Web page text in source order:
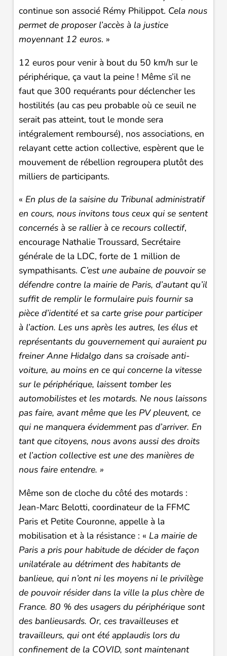
continue son associé Rémy Philippot. Cela nous
permet de proposer l’accès à la justice
moyennant 12 euros. »
12 euros pour venir à bout du 50 km/h sur le
périphérique, ça vaut la peine ! Même s’il ne
faut que 300 requérants pour déclencher les
hostilités (au cas peu probable où ce seuil ne
serait pas atteint, tout le monde sera
intégralement remboursé), nos associations, en
relayant cette action collective, espèrent que le
mouvement de rébellion regroupera plutôt des
milliers de participants.
« En plus de la saisine du Tribunal administratif
en cours, nous invitons tous ceux qui se sentent
concernés à se rallier à ce recours collectif,
encourage Nathalie Troussard, Secrétaire
générale de la LDC, forte de 1 million de
sympathisants. C’est une aubaine de pouvoir se
défendre contre la mairie de Paris, d’autant qu’il
suffit de remplir le formulaire puis fournir sa
pièce d’identité et sa carte grise pour participer
à l’action. Les uns après les autres, les élus et
représentants du gouvernement qui auraient pu
freiner Anne Hidalgo dans sa croisade anti-
voiture, au moins en ce qui concerne la vitesse
sur le périphérique, laissent tomber les
automobilistes et les motards. Ne nous laissons
pas faire, avant même que les PV pleuvent, ce
qui ne manquera évidemment pas d’arriver. En
tant que citoyens, nous avons aussi des droits
et l’action collective est une des manières de
nous faire entendre. »
Même son de cloche du côté des motards :
Jean-Marc Belotti, coordinateur de la FFMC
Paris et Petite Couronne, appelle à la
mobilisation et à la résistance : « La mairie de
Paris a pris pour habitude de décider de façon
unilatérale au détriment des habitants de
banlieue, qui n’ont ni les moyens ni le privilège
de pouvoir résider dans la ville la plus chère de
France. 80 % des usagers du périphérique sont
des banlieusards. Or, ces travailleuses et
travailleurs, qui ont été applaudis lors du
confinement de la COVID, sont maintenant